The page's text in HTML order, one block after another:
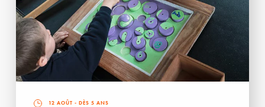
12 AOÛT - DÈS 5 ANS